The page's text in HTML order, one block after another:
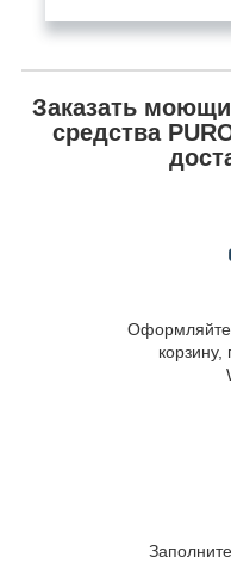
Заказать
средства
Оформляйте